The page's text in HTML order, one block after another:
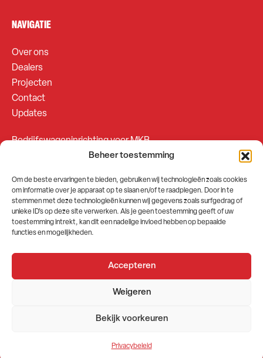
Beheer toestemming
Om de beste ervaringen te bieden, gebruiken wij technologieën zoals cookies
om informatie over je apparaat op te slaan en/of te raadplegen. Door in te
stemmen met deze technologieën kunnen wij gegevens zoals surfgedrag of
unieke ID's op deze site verwerken. Als je geen toestemming geeft of uw
toestemming intrekt, kan dit een nadelige invloed hebben op bepaalde
functies en mogelijkheden.
Accepteren
Weigeren
Bekijk voorkeuren
Privacybeleid
NAVIGATIE
Over ons
Dealers
Projecten
Contact
Updates
Bedrijfswageninrichting voor MKB
Bedrijfswageninrichting voor Fleetsales
SOCIALS